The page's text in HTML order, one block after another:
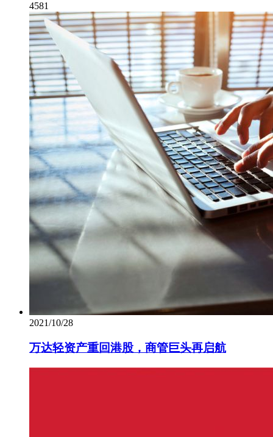
4581
2021/10/28
万达轻资产重回港股，商管巨头再启航